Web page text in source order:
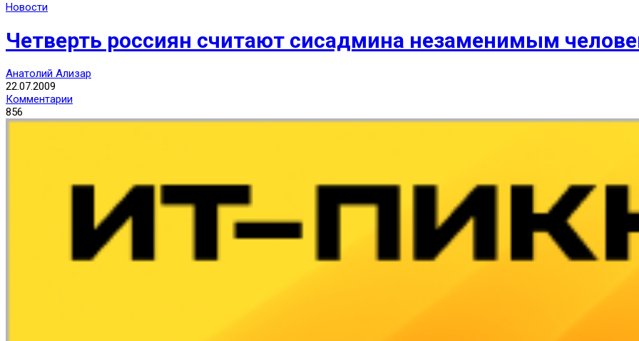
Новости
Четверть россиян считают сисадмина незаменимым
Анатолий Ализар
22.07.2009
Комментарии
856